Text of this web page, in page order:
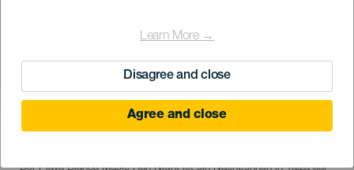
Learn More →
Disagree and close
Agree and close
November 2026
Descripción
Der Playa Blanca Music Run Night ist ein Nachtrennen in Yaiza auf